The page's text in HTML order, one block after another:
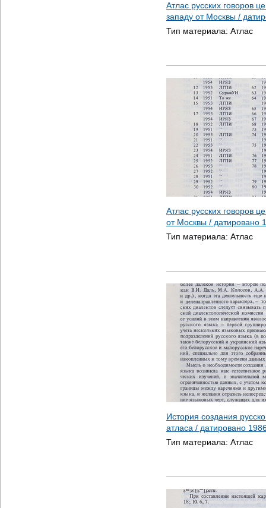
Атлас русских говоров
западу от Москвы /
Тип материала: Атлас
Атлас русских говоров
от Москвы / датировано
Тип материала: Атлас
История создания
атласа / датировано
Тип материала: Атлас